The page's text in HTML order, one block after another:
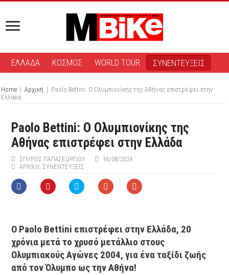
ΕΛΛΑΔΑ ΚΟΣΜΟΣ WORLD TOUR ΣΥΝΕΝΤΕΥΞΕΙΣ
Home | Αρχική | Paolo Bettini: O Ολυμπιονίκης της Αθήνας επιστρέφει στην
Ελλάδα
Paolo Bettini: O Ολυμπιονίκης της
Αθήνας επιστρέφει στην Ελλάδα
ΣΠΎΡΟΣ ΠΑΠΑΓΕΩΡΓΊΟΥ
16/08/2024
ΑΡΧΙΚΉ ΣΥΝΕΝΤΕΥΞΕΙΣ
Ο Paolo Bettini επιστρέφει στην Ελλάδα, 20
χρόνια μετά το χρυσό μετάλλιο στους
Ολυμπιακούς Αγώνες 2004, για ένα ταξίδι ζωής
από τον Όλυμπο ως την Αθήνα!